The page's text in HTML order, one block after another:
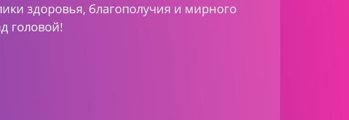
здоровья, благополучия и мирного
головой!